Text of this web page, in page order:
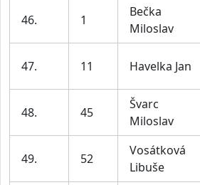
46. 1
Bečka
Miloslav
47. 11 Havelka Jan
48. 45
Švarc
Miloslav
49. 52
Vosátková
Libuše